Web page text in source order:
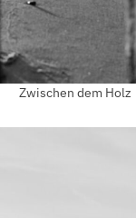
Zwischen dem Holz